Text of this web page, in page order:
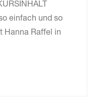
einfach und so
Hanna Raffel in